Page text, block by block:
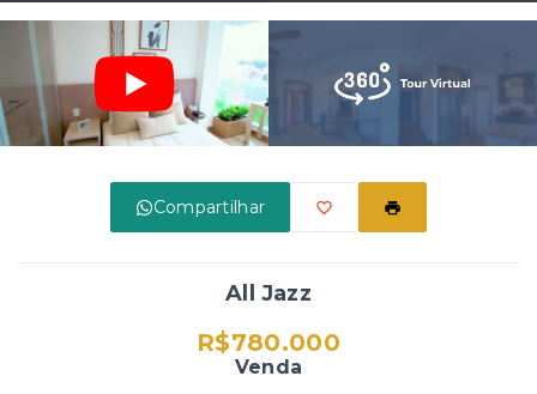
Compartilhar
All Jazz
R$780.000
Venda